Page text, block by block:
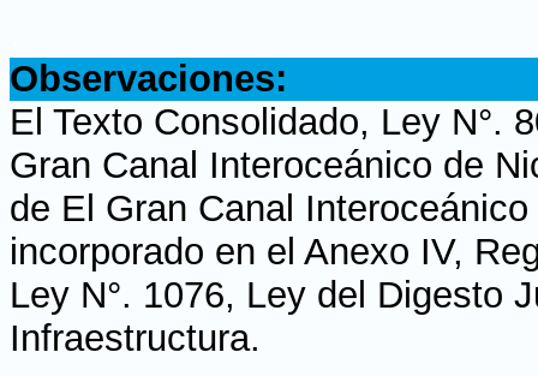
Observaciones:
El Texto Consolidado, Ley N°.
Gran Canal Interoceánico de
de El Gran Canal
incorporado en el Anexo IV,
Ley N°. 1076, Ley del Digesto
Infraestructura.